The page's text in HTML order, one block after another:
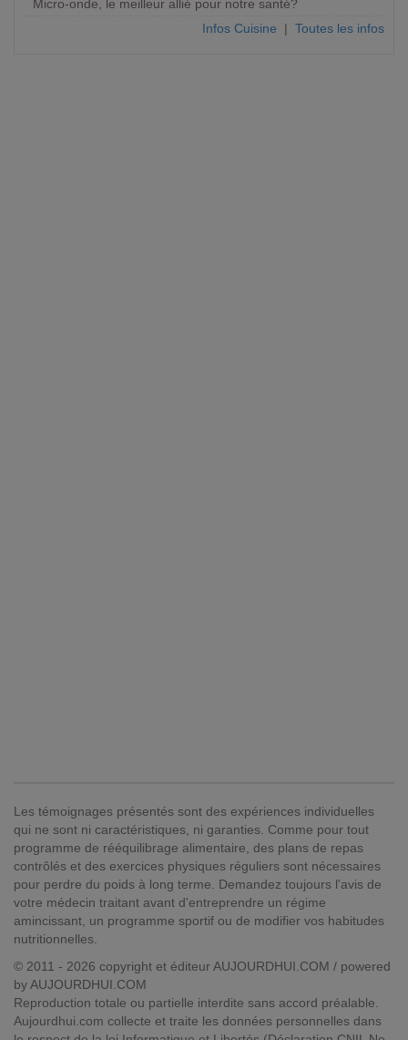
Micro-onde, le meilleur allié pour notre santé?
Infos Cuisine | Toutes les infos
Les témoignages présentés sont des expériences individuelles
qui ne sont ni caractéristiques, ni garanties. Comme pour tout
programme de rééquilibrage alimentaire, des plans de repas
contrôlés et des exercices physiques réguliers sont nécessaires
pour perdre du poids à long terme. Demandez toujours l'avis de
votre médecin traitant avant d'entreprendre un régime
amincissant, un programme sportif ou de modifier vos habitudes
nutritionnelles.
© 2011 - 2026 copyright et éditeur AUJOURDHUI.COM / powered
by AUJOURDHUI.COM
Reproduction totale ou partielle interdite sans accord préalable.
Aujourdhui.com collecte et traite les données personnelles dans